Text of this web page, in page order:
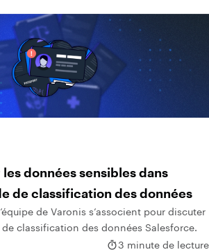
données sensibles dans
de classification des données
de Varonis s’associent pour discuter
classification des données Salesforce.
3 minute de lecture